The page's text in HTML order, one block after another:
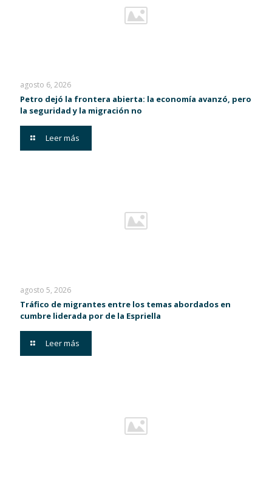
agosto 6, 2026
Petro dejó la frontera abierta: la economía avanzó, pero
la seguridad y la migración no
Leer más
agosto 5, 2026
Tráfico de migrantes entre los temas abordados en
cumbre liderada por de la Espriella
Leer más